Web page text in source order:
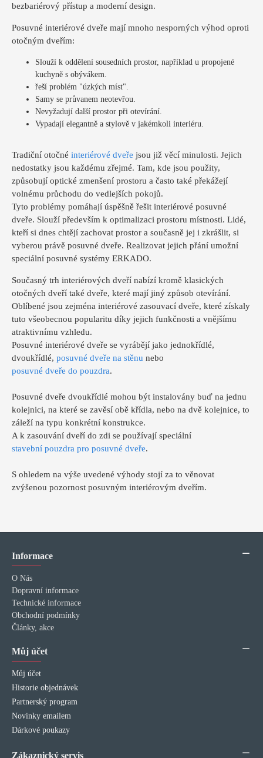
bezbariérový přístup a moderní design.
Posuvné interiérové dveře mají mnoho nesporných výhod oproti
otočným dveřím:
Slouží k oddělení sousedních prostor, například u propojené
kuchyně s obývákem.
řeší problém "úzkých míst".
Samy se průvanem neotevřou.
Nevyžadují další prostor při otevírání.
Vypadají elegantně a stylově v jakémkoli interiéru.
Tradiční otočné interiérové dveře jsou již věcí minulosti. Jejich
nedostatky jsou každému zřejmé. Tam, kde jsou použity,
způsobují optické zmenšení prostoru a často také překážejí
volnému průchodu do vedlejších pokojů.
Tyto problémy pomáhají úspěšně řešit interiérové posuvné
dveře. Slouží především k optimalizaci prostoru místnosti. Lidé,
kteří si dnes chtějí zachovat prostor a současně jej i zkrášlit, si
vyberou právě posuvné dveře. Realizovat jejich přání umožní
speciální posuvné systémy ERKADO.
Současný trh interiérových dveří nabízí kromě klasických
otočných dveří také dveře, které mají jiný způsob otevírání.
Oblíbené jsou zejména interiérové zasouvací dveře, které získaly
tuto všeobecnou popularitu díky jejich funkčnosti a vnějšímu
atraktivnímu vzhledu.
Posuvné interiérové dveře se vyrábějí jako jednokřídlé,
dvoukřídlé, posuvné dveře na stěnu nebo
posuvné dveře do pouzdra.
Posuvné dveře dvoukřídlé mohou být instalovány buď na jednu
kolejnici, na které se zavěsí obě křídla, nebo na dvě kolejnice, to
záleží na typu konkrétní konstrukce.
A k zasouvání dveří do zdi se používají speciální
stavební pouzdra pro posuvné dveře.
S ohledem na výše uvedené výhody stojí za to věnovat
zvýšenou pozornost posuvným interiérovým dveřím.
Informace
O Nás
Dopravní informace
Technické informace
Obchodní podmínky
Články, akce
Můj účet
Můj účet
Historie objednávek
Partnerský program
Novinky emailem
Dárkové poukazy
Zákaznický servis